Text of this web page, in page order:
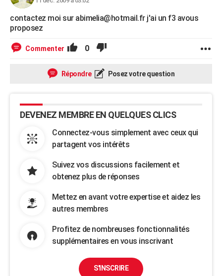
contactez moi sur abimelia@hotmail.fr j'ai un f3 avous
proposez
Commenter 0
Répondre Posez votre question
DEVENEZ MEMBRE EN QUELQUES CLICS
Connectez-vous simplement avec ceux qui
partagent vos intérêts
Suivez vos discussions facilement et
obtenez plus de réponses
Mettez en avant votre expertise et aidez les
autres membres
Profitez de nombreuses fonctionnalités
supplémentaires en vous inscrivant
S'INSCRIRE